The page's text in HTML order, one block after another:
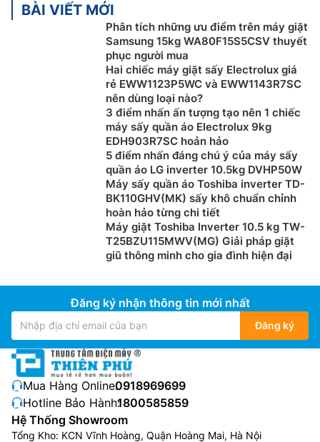
BÀI VIẾT MỚI
Phân tích những ưu điểm trên máy giặt
Samsung 15kg WA80F15S5CSV thuyết
phục người mua
Hai chiếc máy giặt sấy Electrolux giá
rẻ EWW1123P5WC và EWW1143R7SC
nên dùng loại nào?
3 điểm nhấn ấn tượng tạo nên 1 chiếc
máy sấy quần áo Electrolux 9kg
EDH903R7SC hoản hảo
5 điểm nhấn đáng chú ý của máy sấy
quần áo LG inverter 10.5kg DVHP50W
Máy sấy quần áo Toshiba inverter TD-
BK110GHV(MK) sấy khô chuẩn chỉnh
hoàn hảo từng chi tiết
Máy giặt Toshiba Inverter 10.5 kg TW-
T25BZU115MWV(MG) Giải pháp giặt
giũ thông minh cho gia đình hiện đại
Đăng ký nhận thông tin mới nhất
Đăng ký
Mua Hàng Online:0918969699
Hotline Bảo Hành:1800585859
Hệ Thống Showroom
Tổng Kho: KCN Vĩnh Hoàng, Quận Hoàng Mai, Hà Nội